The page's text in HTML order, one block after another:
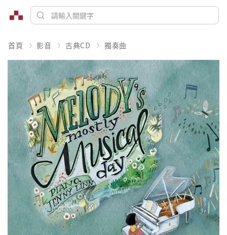
首頁 影音 古典CD 獨奏曲